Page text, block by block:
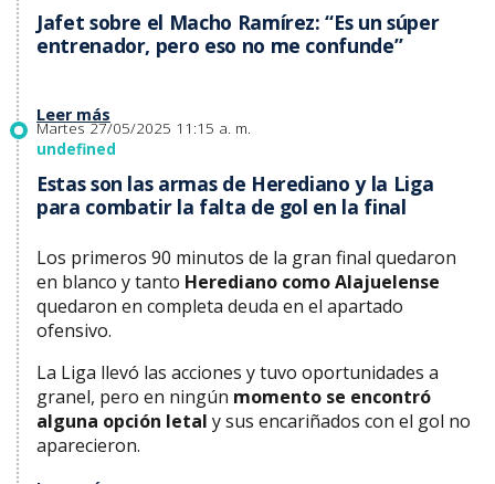
Jafet sobre el Macho Ramírez: “Es un súper
entrenador, pero eso no me confunde”
Leer más
Martes 27/05/2025 11:15 a. m.
undefined
Estas son las armas de Herediano y la Liga
para combatir la falta de gol en la final
Los primeros 90 minutos de la gran final quedaron
en blanco y tanto Herediano como Alajuelense
quedaron en completa deuda en el apartado
ofensivo.
La Liga llevó las acciones y tuvo oportunidades a
granel, pero en ningún momento se encontró
alguna opción letal y sus encariñados con el gol no
aparecieron.